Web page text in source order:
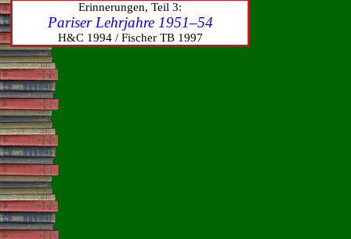
Erinnerungen, Teil 3:
Pariser Lehrjahre 1951–54
H&C 1994 / Fischer TB 1997